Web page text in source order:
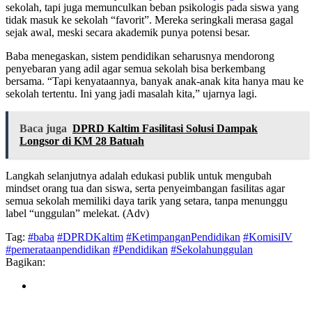
sekolah, tapi juga memunculkan beban psikologis pada siswa yang
tidak masuk ke sekolah “favorit”. Mereka seringkali merasa gagal
sejak awal, meski secara akademik punya potensi besar.
Baba menegaskan, sistem pendidikan seharusnya mendorong
penyebaran yang adil agar semua sekolah bisa berkembang
bersama. “Tapi kenyataannya, banyak anak-anak kita hanya mau ke
sekolah tertentu. Ini yang jadi masalah kita,” ujarnya lagi.
Baca juga DPRD Kaltim Fasilitasi Solusi Dampak
Longsor di KM 28 Batuah
Langkah selanjutnya adalah edukasi publik untuk mengubah
mindset orang tua dan siswa, serta penyeimbangan fasilitas agar
semua sekolah memiliki daya tarik yang setara, tanpa menunggu
label “unggulan” melekat. (Adv)
Tag: #baba #DPRDKaltim #KetimpanganPendidikan #KomisiIV
#pemerataanpendidikan #Pendidikan #Sekolahunggulan
Bagikan: